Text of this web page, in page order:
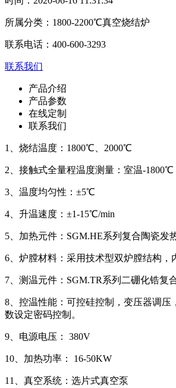
所属分类： 1800-2200℃真空烧结炉
联系电话： 400-600-3293
联系我们
产品介绍
产品参数
在线定制
联系我们
1、烧结温度：1800℃ 2000℃
2、接触式全量程温度测量： 室温-1800℃
3、 温度均匀性： ±5℃
4、升温速度：±1-15℃/min
5、加热元件：SGM.HE系列复合陶瓷发
6、炉膛材料：采用技术型双炉膛结构，
7、 测温元件： SGM.TR系列二硼化锆复
8、 控温性能：可控硅控制，变压器调压
数设定密码控制。
9、电源电压： 380V
10、加热功率： 16-50KW
11、真空系统：选片式真空泵